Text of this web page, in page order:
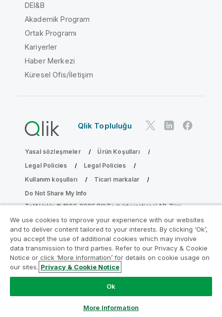
DEI&B
Akademik Program
Ortak Programı
Kariyerler
Haber Merkezi
Küresel Ofis/İletişim
Qlik Topluluğu
Yasal sözleşmeler
Ürün Koşulları
Legal Policies
Legal Policies
Kullanım koşulları
Ticari markalar
Do Not Share My Info
Telif Hakkı © 1993-2026 QlikTech International AB. Tüm
Analiz Modernleştirme Programına katılın
Analiz Modernleştirme Programı ile değerli QlikView
uygulamalarınızı ödün vermeden modernleştirin.
ulaşmak
ampquestions@qlik.com
We use cookies to improve your experience with our websites
and to deliver content tailored to your interests. By clicking ‘Ok’,
you accept the use of additional cookies which may involve
data transmission to third parties. Refer to our Privacy & Cookie
Notice or click ‘More Information’ for details on cookie usage on
our sites. Privacy & Cookie Notice
Ok
More Information